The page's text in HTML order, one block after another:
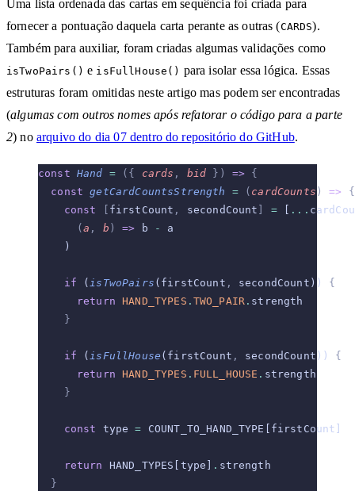
Uma lista ordenada das cartas em sequência foi criada para
fornecer a pontuação daquela carta perante as outras (CARDS).
Também para auxiliar, foram criadas algumas validações como
isTwoPairs() e isFullHouse() para isolar essa lógica. Essas
estruturas foram omitidas neste artigo mas podem ser encontradas
(algumas com outros nomes após refatorar o código para a parte
2) no arquivo do dia 07 dentro do repositório do GitHub.
const Hand = ({ cards , bid }) => {
  const
getCardCountsStrength = ( cardCounts ) =>
{
    const
firstCount , secondCount = [ ...
      (
a , b ) => b -
a
    )
    if
(isTwoPairs (firstCount , secondCount)) {
      return
HAND_TYPES . TWO_PAIR . strength
    }
    if
(isFullHouse (firstCount , secondCount)) {
      return
HAND_TYPES . FULL_HOUSE . strength
    }
    const
type = COUNT_TO_HAND_TYPE[firstCount]
    return
HAND_TYPES[type] . strength
  }